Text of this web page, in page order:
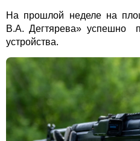
На прошлой неделе на
В.А. Дегтярева» успешно
устройства.